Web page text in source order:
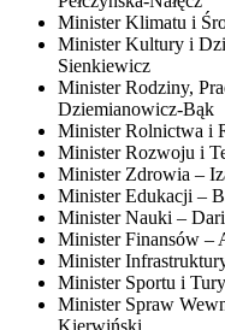
Minister Klimatu i
Minister Kultury i
Sienkiewicz
Minister Rodziny,
Dziemianowicz-Bąk
Minister Rolnictwa i
Minister Rozwoju i
Minister Zdrowia –
Minister Edukacji –
Minister Nauki –
Minister Finansów –
Minister
Minister Sportu i
Minister Spraw
Kierwiński